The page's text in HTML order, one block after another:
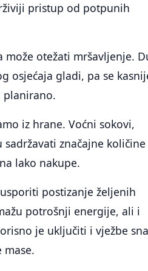
pristup od potpunih
može otežati mršavljenje.
osjećaja gladi, pa se
planirano.
iz hrane. Voćni sokovi,
značajne količine
lako nakupe.
postizanje željenih
potrošnji energije, ali i
je uključiti i vježbe